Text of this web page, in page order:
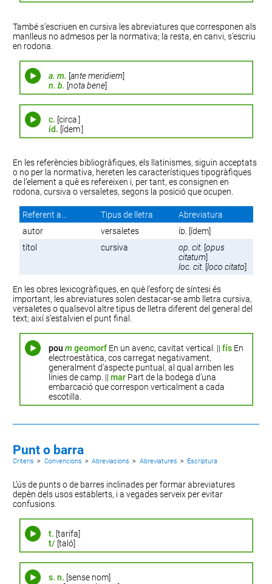
També s’escriuen en cursiva les abreviatures que corresponen als
manlleus no admesos per la normativa; la resta, en canvi, s’escriu
en rodona.
a. m. [ante meridiem]
n. b. [nota bene]
c. [circa]
íd. [ídem]
En les referències bibliogràfiques, els llatinismes, siguin acceptats
o no per la normativa, hereten les característiques tipogràfiques
de l’element a què es refereixen i, per tant, es consignen en
rodona, cursiva o versaletes, segons la posició que ocupen.
Referent a… Tipus de lletra
Abreviatura
autor
versaletes íd. [ídem]
títol
cursiva op. cit. [opus
citatum]
loc. cit. [loco citato]
En les obres lexicogràfiques, en què l’esforç de síntesi és
important, les abreviatures solen destacar-se amb lletra cursiva,
versaletes o qualsevol altre tipus de lletra diferent del general del
text; així s’estalvien el punt final.
pou m geomorfEn un avenc, cavitat vertical. || físEn
electroestàtica, cos carregat negativament,
generalment d’aspecte puntual, al qual arriben les
línies de camp. || marPart de la bodega d’una
embarcació que correspon verticalment a cada
escotilla.
Punt o barra
Criteris > Convencions > Abreviacions > Abreviatures > Escriptura
L’ús de punts o de barres inclinades per formar abreviatures
depèn dels usos establerts, i a vegades serveix per evitar
confusions.
t. [tarifa]
t/ [taló]
s. n. [sense nom]